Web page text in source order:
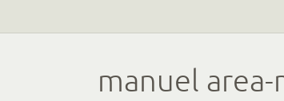
al
manuel